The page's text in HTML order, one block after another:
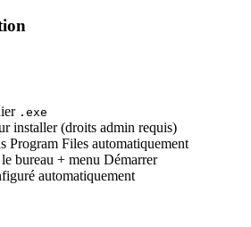
.exe
installer (droits admin requis)
Program Files automatiquement
bureau + menu Démarrer
automatiquement